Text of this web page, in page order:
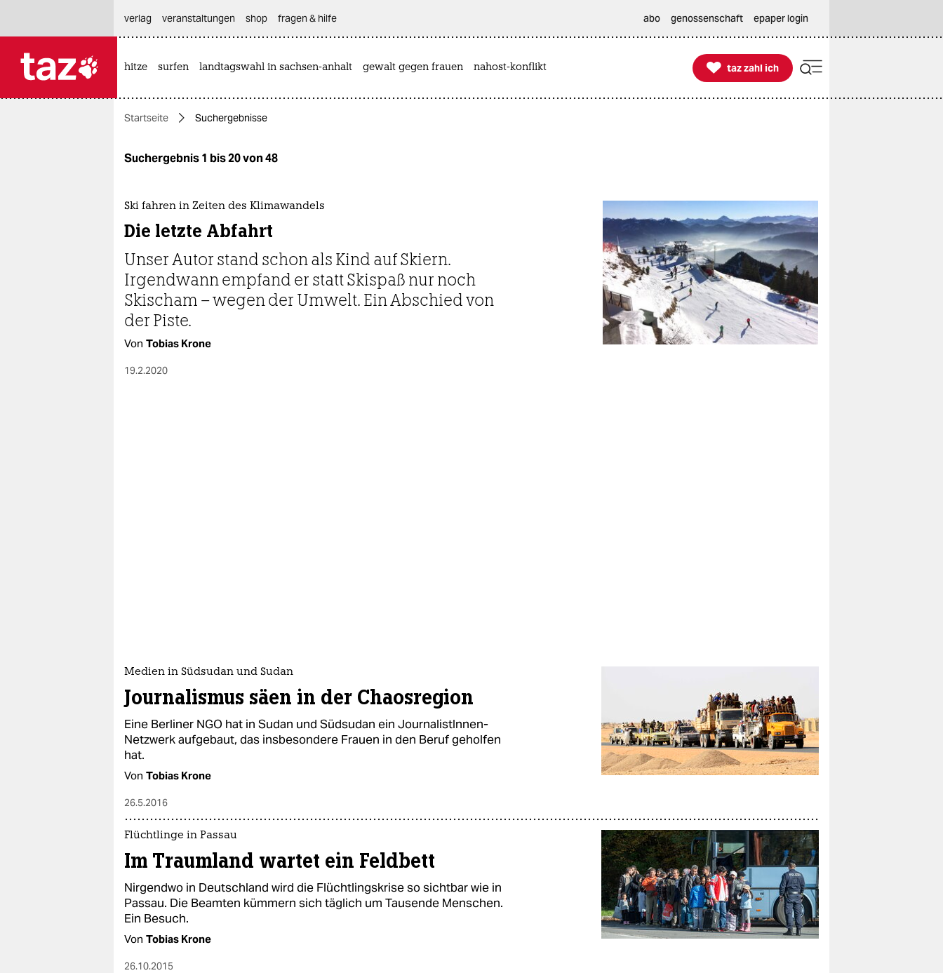
themen
politik
gesellschaft
kultur
sport
berlin
nord
wahrheit
verlag
veranstaltungen shop fragen & hilfe abo genossenschaft epaper login
hitze surfen landtagswahl in sachsen-anhalt gewalt gegen frauen nahost-konflikt 
taz zahl ich
taz zahl ich
Startseite Suchergebnisse
Suchergebnis 1 bis 20 von 48
Ski fahren in Zeiten des Klimawandels
Die letzte Abfahrt
Unser Autor stand schon als Kind auf Skiern.
Irgendwann empfand er statt Skispaß nur noch
Skischam – wegen der Umwelt. Ein Abschied von
der Piste.
Von Tobias Krone
19.2.2020
Medien in Südsudan und Sudan
Journalismus säen in der Chaosregion
Eine Berliner NGO hat in Sudan und Südsudan ein JournalistInnen-
Netzwerk aufgebaut, das insbesondere Frauen in den Beruf geholfen
hat.
Von Tobias Krone
26.5.2016
Flüchtlinge in Passau
Im Traumland wartet ein Feldbett
Nirgendwo in Deutschland wird die Flüchtlingskrise so sichtbar wie in
Passau. Die Beamten kümmern sich täglich um Tausende Menschen.
Ein Besuch.
Von Tobias Krone
26.10.2015